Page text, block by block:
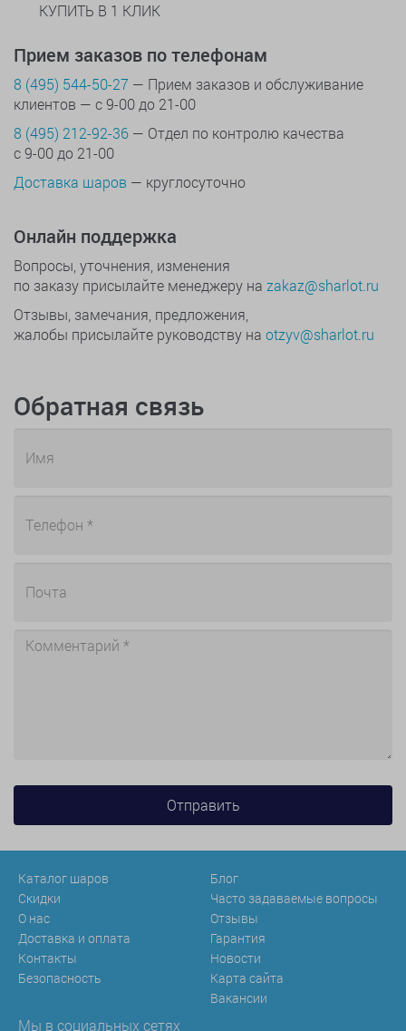
КУПИТЬ В 1 КЛИК
Прием заказов по телефонам
8 (495) 544-50-27 — Прием заказов и обслуживание
клиентов — с 9-00 до 21-00
8 (495) 212-92-36 — Отдел по контролю качества
с 9-00 до 21-00
Доставка шаров — круглосуточно
Онлайн поддержка
Вопросы, уточнения, изменения
по заказу присылайте менеджеру на zakaz@sharlot.ru
Отзывы, замечания, предложения,
жалобы присылайте руководству на otzyv@sharlot.ru
Обратная связь
Каталог шаров
Скидки
О нас
Доставка и оплата
Контакты
Безопасность
Блог
Часто задаваемые вопросы
Отзывы
Гарантия
Новости
Карта сайта
Вакансии
Мы в социальных сетях